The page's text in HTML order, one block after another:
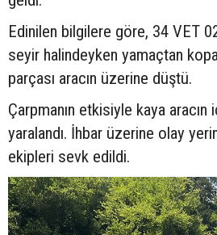
Edinilen bilgilere göre, 34 VET
seyir halindeyken yamaçtan
parçası aracın üzerine düştü.
Çarpmanın etkisiyle kaya
yaralandı. İhbar üzerine olay
ekipleri sevk edildi.